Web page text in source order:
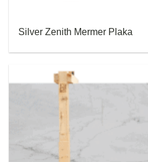
Silver Zenith Mermer Plaka